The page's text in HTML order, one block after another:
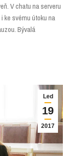
V chatu na serveru
ke svému útoku na
Bývalá
Led
19
2017